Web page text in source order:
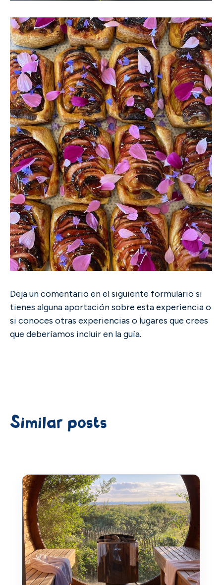
Deja un comentario en el siguiente formulario si
tienes alguna aportación sobre esta experiencia o
si conoces otras experiencias o lugares que crees
que deberíamos incluir en la guía.
Similar posts